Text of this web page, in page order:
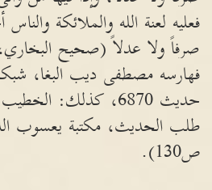
فعليه لعنة الله والملائكة
صرفاً ولا عدلاً (صحيح
فهارسه مصطفى ديب البغا، شبكة
حديث 6870، كذلك:
طلب الحديث، مكتبة يعسوب
ص130).